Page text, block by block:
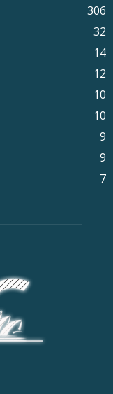
306
32
14
12
10
10
9
9
7